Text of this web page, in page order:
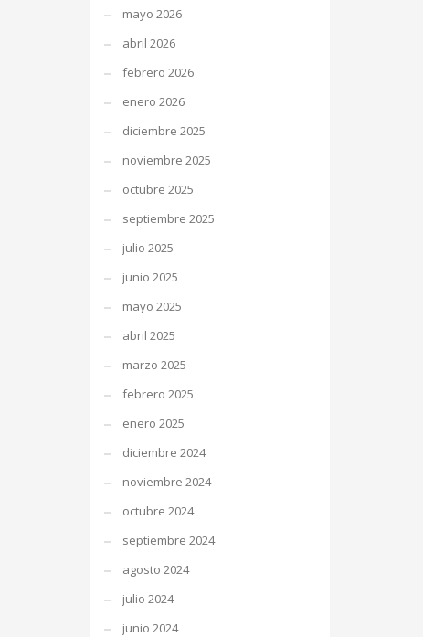
mayo 2026
abril 2026
febrero 2026
enero 2026
diciembre 2025
noviembre 2025
octubre 2025
septiembre 2025
julio 2025
junio 2025
mayo 2025
abril 2025
marzo 2025
febrero 2025
enero 2025
diciembre 2024
noviembre 2024
octubre 2024
septiembre 2024
agosto 2024
julio 2024
junio 2024